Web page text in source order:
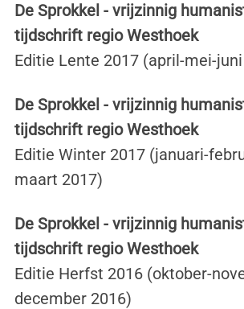
De Sprokkel - vrijzinnig
tijdschrift regio Westhoek
Editie Lente 2017 (april-mei-
De Sprokkel - vrijzinnig
tijdschrift regio Westhoek
Editie Winter 2017 (januari-
maart 2017)
De Sprokkel - vrijzinnig
tijdschrift regio Westhoek
Editie Herfst 2016 (oktober-
december 2016)